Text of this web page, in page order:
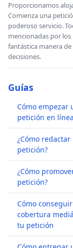
Proporcionamos
Comienza una
poderoso servicio.
mencionadas por
fantástica manera
decisiones.
Guías
Cómo empezar
petición en línea
¿Cómo redactar
petición?
¿Cómo
petición?
Cómo conseguir
cobertura
tu petición